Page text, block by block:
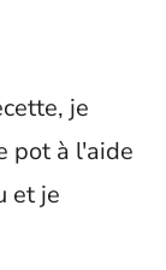
je
pot à l'aide
et je